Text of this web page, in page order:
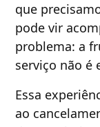
que
pode vir
problema: a
serviço não é
Essa
ao